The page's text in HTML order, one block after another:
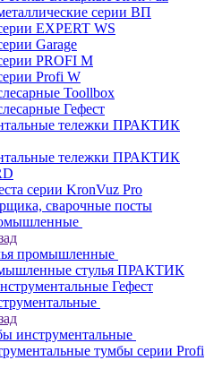
серии ВП
EXPERT WS
Garage
PROFI M
Profi W
Toollbox
Гефест
тележки ПРАКТИК
тележки ПРАКТИК
серии KronVuz Pro
сварочные посты
промышленные
стулья ПРАКТИК
Гефест
инструментальные
тумбы серии Profi